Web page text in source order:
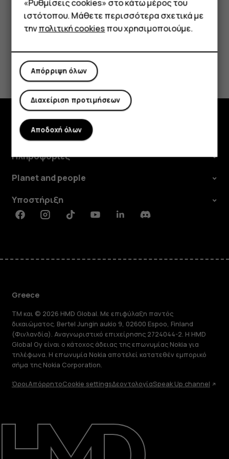
Tablet
Επισκευή, επαναχρησιμοποίηση,
ανακύκλωση
Υποστήριξη
Το βρήκατε χρήσιμο;
Ναι Όχι
Εξερευνήστε
Πληροφορίες
Planet and people
Υποστήριξη
FacebookInstagramTiktokYoutubeLinkedinDiscord
Greece
TM και © 2026 HMD Global. Με επιφύλαξη παντός
δικαιώματος. Bertel Jungin aukio 9, 02600 Espoo, Finland
(Φινλανδία). Αναγνωριστικό επιχείρησης 2724044-2. Η HMD
Global Oy είναι ο κάτοχος άδειας της επωνυμίας Nokia για
τηλέφωνα. Η επωνυμία Nokia αποτελεί κατατεθέν εμπορικό
σήμα της Nokia Corporation.
ΌροιΑπόρρητοCookie settingsΔεοντολογίαSpeak Up channel
«Ρυθμίσεις cookies» στο κάτω μέρος του
ιστότοπου. Μάθετε περισσότερα σχετικά με
τηνπολιτική cookiesπου χρησιμοποιούμε.
Απόρριψη όλων
Διαχείριση προτιμήσεων
Αποδοχή όλων